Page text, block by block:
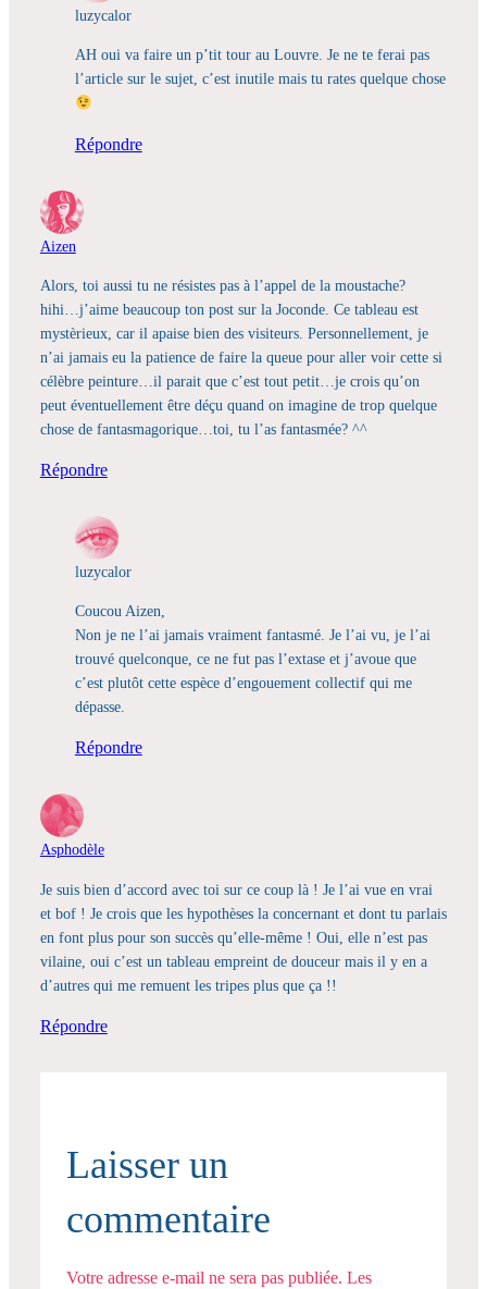
luzycalor
AH oui va faire un p’tit tour au Louvre. Je ne te ferai pas
l’article sur le sujet, c’est inutile mais tu rates quelque chose
Répondre
Aizen
Alors, toi aussi tu ne résistes pas à l’appel de la moustache?
hihi…j’aime beaucoup ton post sur la Joconde. Ce tableau est
mystèrieux, car il apaise bien des visiteurs. Personnellement, je
n’ai jamais eu la patience de faire la queue pour aller voir cette si
célèbre peinture…il parait que c’est tout petit…je crois qu’on
peut éventuellement être déçu quand on imagine de trop quelque
chose de fantasmagorique…toi, tu l’as fantasmée? ^^
Répondre
luzycalor
Coucou Aizen,
Non je ne l’ai jamais vraiment fantasmé. Je l’ai vu, je l’ai
trouvé quelconque, ce ne fut pas l’extase et j’avoue que
c’est plutôt cette espèce d’engouement collectif qui me
dépasse.
Répondre
Asphodèle
Je suis bien d’accord avec toi sur ce coup là ! Je l’ai vue en vrai
et bof ! Je crois que les hypothèses la concernant et dont tu parlais
en font plus pour son succès qu’elle-même ! Oui, elle n’est pas
vilaine, oui c’est un tableau empreint de douceur mais il y en a
d’autres qui me remuent les tripes plus que ça !!
Répondre
Laisser un
commentaire
Votre adresse e-mail ne sera pas publiée. Les